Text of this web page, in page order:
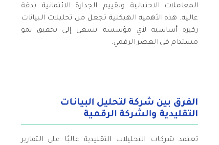
المعاملات الاحتيالية وتقييم الجدارة الائتمانية بدقة
عالية. هذه الأهمية الهيكلية تجعل من تحليلات البيانات
ركيزة أساسية لأي مؤسسة تسعى إلى تحقيق نمو
مستدام في العصر الرقمي.
الفرق بين شركة لتحليل البيانات
التقليدية والشركة الرقمية
تعتمد شركات التحليلات التقليدية غالبًا على التقارير